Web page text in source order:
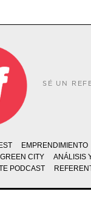
SÉ UN
EMPRENDIMIENTO
GREEN CITY
ANÁLISIS
PODCAST